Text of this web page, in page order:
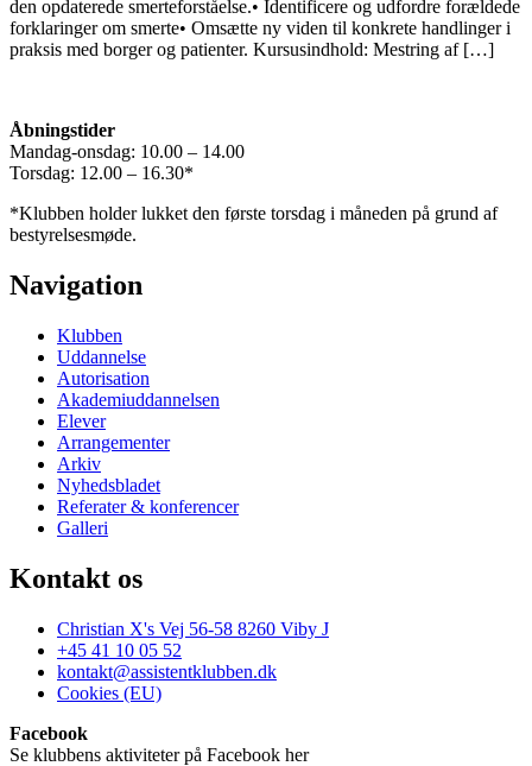
den opdaterede smerteforståelse.• Identificere og udfordre forældede
forklaringer om smerte• Omsætte ny viden til konkrete handlinger i
praksis med borger og patienter. Kursusindhold: Mestring af […]
Åbningstider
Mandag-onsdag: 10.00 – 14.00
Torsdag: 12.00 – 16.30*
*Klubben holder lukket den første torsdag i måneden på grund af
bestyrelsesmøde.
Navigation
Klubben
Uddannelse
Autorisation
Akademiuddannelsen
Elever
Arrangementer
Arkiv
Nyhedsbladet
Referater & konferencer
Galleri
Kontakt os
Christian X's Vej 56-58 8260 Viby J
+45 41 10 05 52
kontakt@assistentklubben.dk
Cookies (EU)
Facebook
Se klubbens aktiviteter på Facebook her